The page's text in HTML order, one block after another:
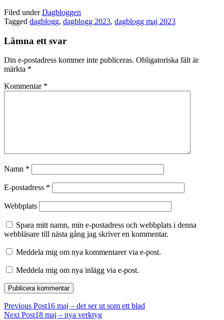
Filed underDagbloggen
Tagged dagblogg, dagblogg 2023, dagblogg maj 2023
Lämna ett svar
Din e-postadress kommer inte publiceras. Obligatoriska fält är
märkta *
Kommentar *
Namn *
E-postadress *
Webbplats
Spara mitt namn, min e-postadress och webbplats i denna
webbläsare till nästa gång jag skriver en kommentar.
Meddela mig om nya kommentarer via e-post.
Meddela mig om nya inlägg via e-post.
Previous Post16 maj – det ser ut som ett blad
Next Post18 maj – nya verktyg